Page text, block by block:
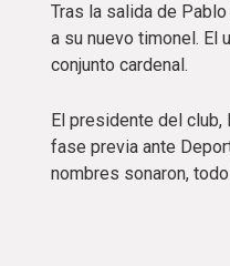
Tras la salida de
a su nuevo timonel. El
conjunto cardenal.
El presidente del club,
fase previa ante
nombres sonaron,